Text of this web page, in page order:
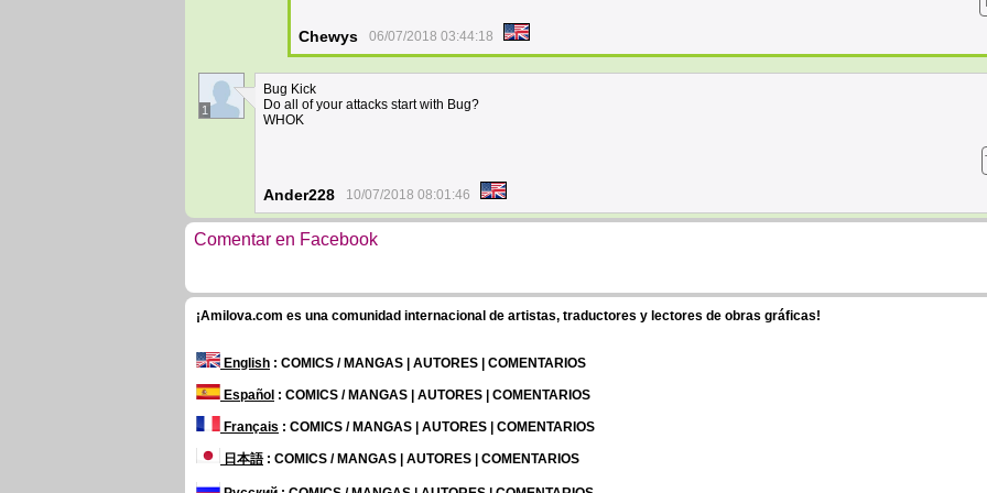
Chewys 06/07/2018 03:44:18
1
Bug Kick
Do all of your attacks start with Bug?
WHOK
Ander228 10/07/2018 08:01:46
Comentar en Facebook
¡Amilova.com es una comunidad internacional de artistas, traductores y lectores de obras gráficas!
English : COMICS / MANGAS | AUTORES | COMENTARIOS
Español : COMICS / MANGAS | AUTORES | COMENTARIOS
Français : COMICS / MANGAS | AUTORES | COMENTARIOS
日本語: COMICS / MANGAS | AUTORES | COMENTARIOS